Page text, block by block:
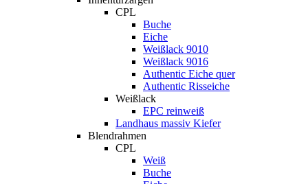
CPL
Buche
Eiche
Weißlack 9010
Weißlack 9016
Authentic Eiche quer
Authentic Risseiche
Weißlack
EPC reinweiß
Landhaus massiv Kiefer
Blendrahmen
CPL
Weiß
Buche